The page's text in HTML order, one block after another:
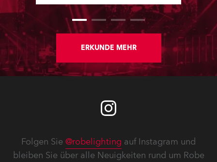
technology and hunger for
knowledge about the related
technologies.
ERKUNDE MEHR
Folgen Sie @robelighting auf Instagram und
bleiben Sie über alle Neuigkeiten rund um Robe